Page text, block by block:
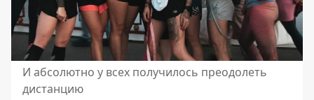
И абсолютно у всех получилось преодолеть
дистанцию